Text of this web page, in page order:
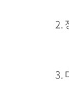
2.
3.